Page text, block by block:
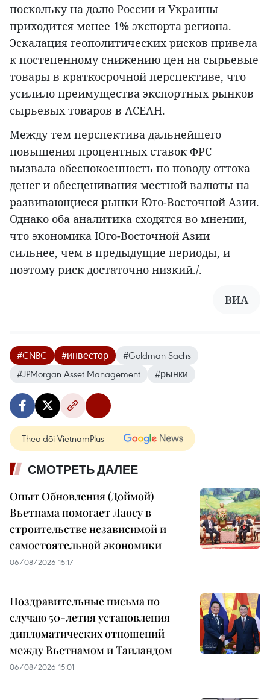
поскольку на долю России и Украины
приходится менее 1% экспорта региона.
Эскалация геополитических рисков привела
к постепенному снижению цен на сырьевые
товары в краткосрочной перспективе, что
усилило преимущества экспортных рынков
сырьевых товаров в АСЕАН.
Между тем перспектива дальнейшего
повышения процентных ставок ФРС
вызвала обеспокоенность по поводу оттока
денег и обесценивания местной валюты на
развивающиеся рынки Юго-Восточной Азии.
Однако оба аналитика сходятся во мнении,
что экономика Юго-Восточной Азии
сильнее, чем в предыдущие периоды, и
поэтому риск достаточно низкий./.
ВИА
#CNBC #инвестор
#Goldman Sachs
#JPMorgan Asset Management
#рынки
Theo dõi VietnamPlus
СМОТРЕТЬ ДАЛЕЕ
Опыт Обновления (Доймой)
Вьетнама помогает Лаосу в
строительстве независимой и
самостоятельной экономики
06/08/2026 15:17
Поздравительные письма по
случаю 50-летия установления
дипломатических отношений
между Вьетнамом и Таиландом
06/08/2026 15:01